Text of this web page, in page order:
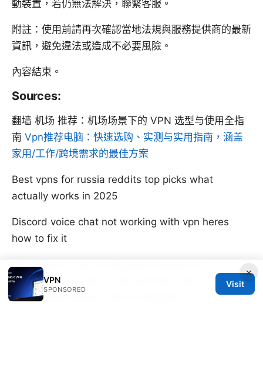
動裝置，若仍無法解決，聯繫客服。
附註：使用前請再次確認當地法規與服務提供商的最新
資訊，避免違法或造成不必要風險。
內容結束。
Sources:
翻墙 机场 推荐：机场场景下的 VPN 选型与使用全指
南 Vpn推荐电脑：快速选购、实测与实用指南，涵盖
家用/工作/跨境需求的最佳方案
Best vpns for russia reddits top picks what
actually works in 2025
Discord voice chat not working with vpn heres
how to fix it
Edgerouter x vpn configuration guide for
EdgeRouter X: how to set up IPsec site-to-site
and remote access VPN on EdgeOS
×
VPN
SPONSORED
Visit